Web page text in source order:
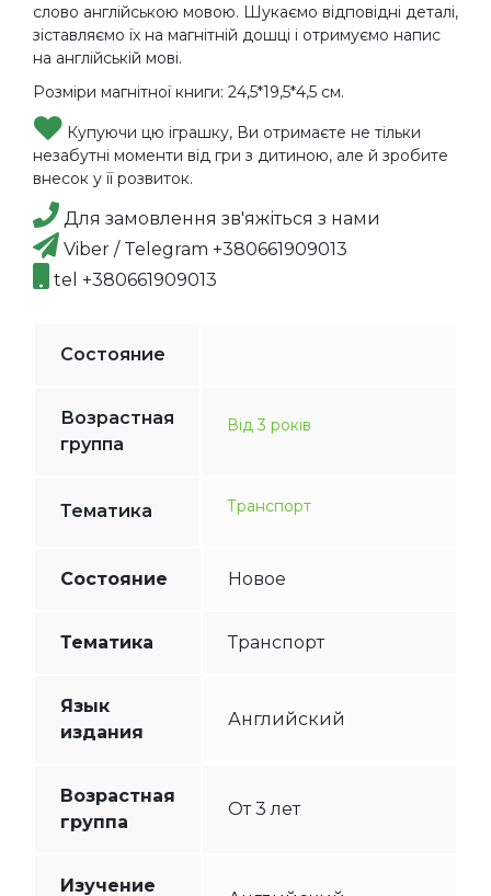
слово англійською мовою. Шукаємо відповідні деталі,
зіставляємо їх на магнітній дошці і отримуємо напис
на англійській мові.
Розміри магнітної книги: 24,5*19,5*4,5 см.
Купуючи цю іграшку, Ви отримаєте не тільки
незабутні моменти від гри з дитиною, але й зробите
внесок у її розвиток.
Для замовлення зв'яжіться з нами
Viber / Telegram +380661909013
tel +380661909013
Состояние
Возрастная
группа
Від 3 років
Тематика Транспорт
Состояние Новое
Тематика Транспорт
Язык
издания
Английский
Возрастная
группа
От 3 лет
Изучение